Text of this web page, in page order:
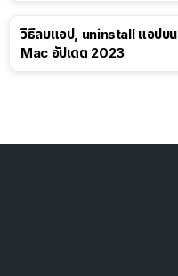
วิธีลบแอป, uninstall แอปบน
Mac อัปเดต 2023